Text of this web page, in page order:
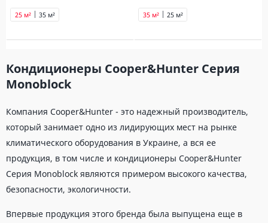
25 м² 35 м² 25 м²
35 м²
Кондиционеры Cooper&Hunter Серия
Monoblock
Компания Cooper&Hunter - это надежный производитель,
который занимает одно из лидирующих мест на рынке
климатического оборудования в Украине, а вся ее
продукция, в том числе и кондиционеры Cooper&Hunter
Серия Monoblock являются примером высокого качества,
безопасности, экологичности.
Впервые продукция этого бренда была выпущена еще в